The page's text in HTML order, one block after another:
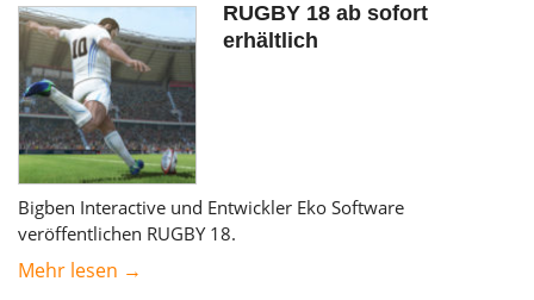
RUGBY 18 ab sofort
erhältlich
Bigben Interactive und Entwickler Eko Software
veröffentlichen RUGBY 18.
Mehr lesen →